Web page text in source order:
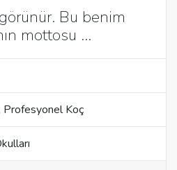
Bu benim
mottosu …
Koç